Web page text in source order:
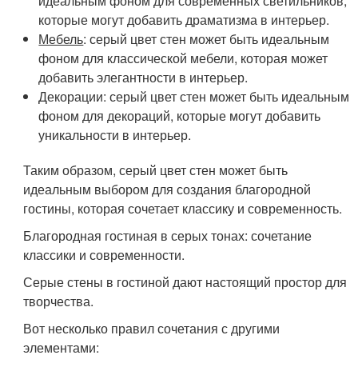
которые могут добавить драматизма в интерьер.
Мебель: серый цвет стен может быть идеальным
фоном для классической мебели, которая может
добавить элегантности в интерьер.
Декорации: серый цвет стен может быть идеальным
фоном для декораций, которые могут добавить
уникальности в интерьер.
Таким образом, серый цвет стен может быть
идеальным выбором для создания благородной
гостины, которая сочетает классику и современность.
Благородная гостиная в серых тонах: сочетание
классики и современности.
Серые стены в гостиной дают настоящий простор для
творчества.
Вот несколько правил сочетания с другими
элементами: